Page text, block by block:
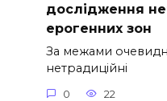
дослідження
ерогенних зон
За межами
нетрадиційні
0 22